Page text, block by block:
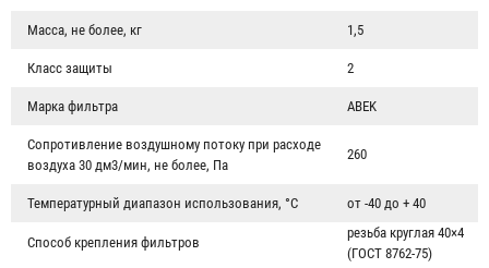
Масса, не более, кг 1,5
Класс защиты 2
Марка фильтра ABEK
Сопротивление воздушному потоку при расходе
воздуха 30 дм3/мин, не более, Па
260
Температурный диапазон использования, °C от -40 до + 40
Способ крепления фильтров
резьба круглая 40×4
(ГОСТ 8762-75)
Противогаз фильтрующий «Бриз-3301(ППФ)» марки A1 с
лицевой частью ШМП-1
3 444 ₽